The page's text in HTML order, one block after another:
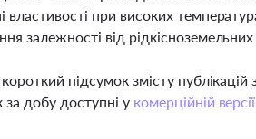
властивості при високих
залежності від
підсумок змісту
добу доступні у комерційній